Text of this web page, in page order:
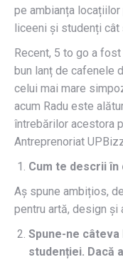
pe ambianța
liceeni și studenți cât
Recent, 5 to go a
bun lanț de cafenele
celui mai mare
acum Radu este
întrebărilor acestora
Antreprenoriat
Cum te descrii
Aș spune ambițios,
pentru artă, design și
Spune-ne
studenției. Dacă